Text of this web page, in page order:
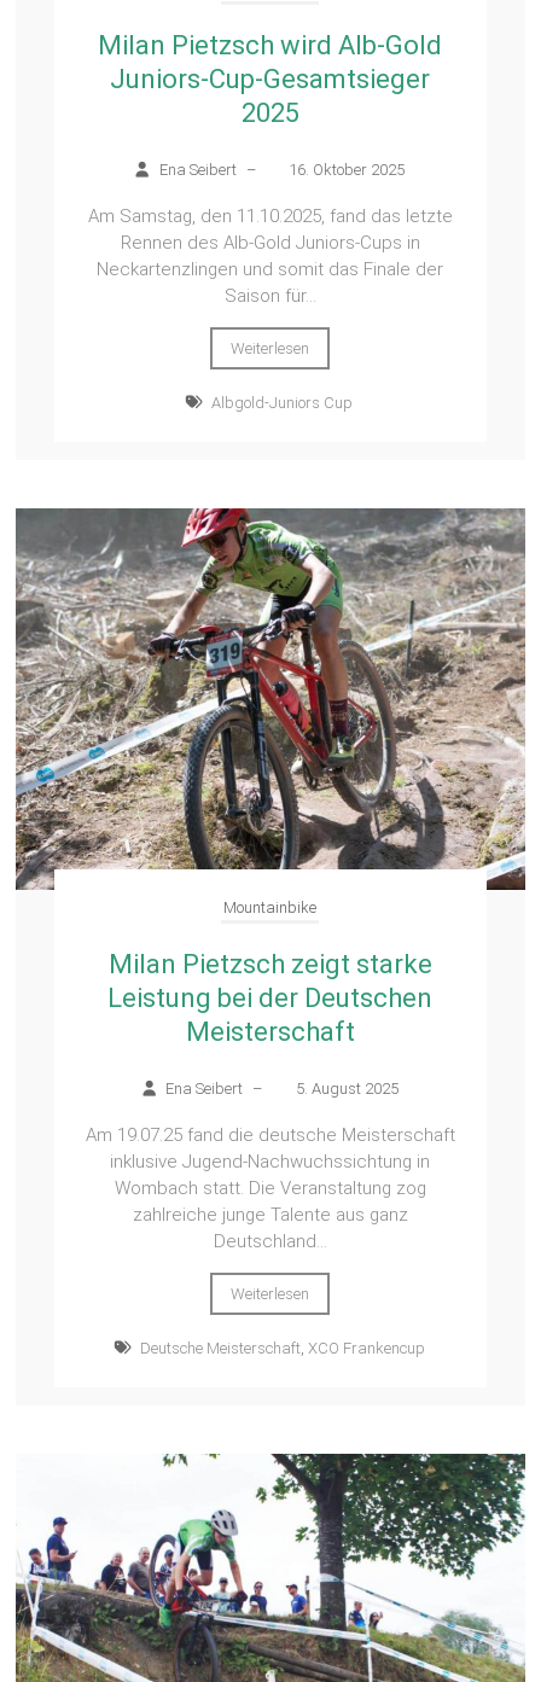
Milan Pietzsch wird Alb-Gold
Juniors-Cup-Gesamtsieger
2025
Ena Seibert – 16. Oktober 2025
Am Samstag, den 11.10.2025, fand das letzte
Rennen des Alb-Gold Juniors-Cups in
Neckartenzlingen und somit das Finale der
Saison für...
Weiterlesen
Albgold-Juniors Cup
Mountainbike
Milan Pietzsch zeigt starke
Leistung bei der Deutschen
Meisterschaft
Ena Seibert – 5. August 2025
Am 19.07.25 fand die deutsche Meisterschaft
inklusive Jugend-Nachwuchssichtung in
Wombach statt. Die Veranstaltung zog
zahlreiche junge Talente aus ganz
Deutschland...
Weiterlesen
Deutsche Meisterschaft, XCO Frankencup